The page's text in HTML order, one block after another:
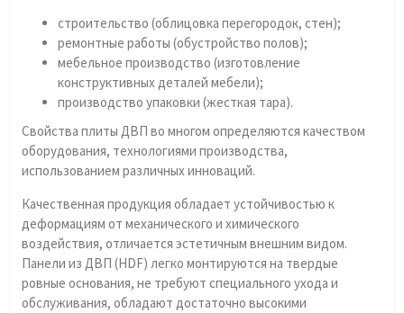
строительство (облицовка перегородок, стен);
ремонтные работы (обустройство полов);
мебельное производство (изготовление
конструктивных деталей мебели);
производство упаковки (жесткая тара).
Свойства плиты ДВП во многом определяются качеством
оборудования, технологиями производства,
использованием различных инноваций.
Качественная продукция обладает устойчивостью к
деформациям от механического и химического
воздействия, отличается эстетичным внешним видом.
Панели из ДВП (HDF) легко монтируются на твердые
ровные основания, не требуют специального ухода и
обслуживания, обладают достаточно высокими